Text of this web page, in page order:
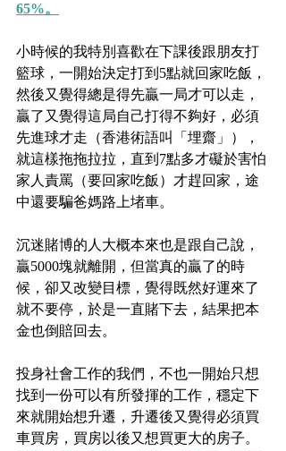
65%。
小時候的我特別喜歡在下課後跟朋友打
籃球，一開始決定打到5點就回家吃飯，
然後又覺得總是得先贏一局才可以走，
贏了又覺得這局自己打得不夠好，必須
先進球才走（香港術語叫「埋齋」），
就這樣拖拖拉拉，直到7點多才礙於害怕
家人責罵（要回家吃飯）才趕回家，途
中還要騙爸媽路上堵車。
沉迷賭博的人大概本來也是跟自己說，
贏5000塊就離開，但當真的贏了的時
候，卻又改變目標，覺得既然好運來了
就不要停，於是一直賭下去，結果把本
金也倒賠回去。
投身社會工作的我們，不也一開始只想
找到一份可以有所發揮的工作，穩定下
來就開始想升遷，升遷後又覺得必須買
車買房，買房以後又想買更大的房子。